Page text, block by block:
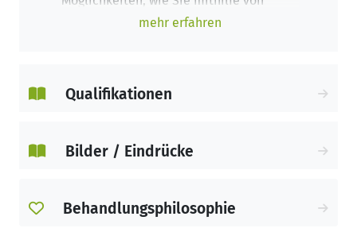
Training Ihr Wohlbefinden verbessern,
Unser erfahrenes Team bei next level in
das ganz individuell auf Ihre Wünsche
mehr erfahren
Qualifikationen
Bilder / Eindrücke
Behandlungsphilosophie